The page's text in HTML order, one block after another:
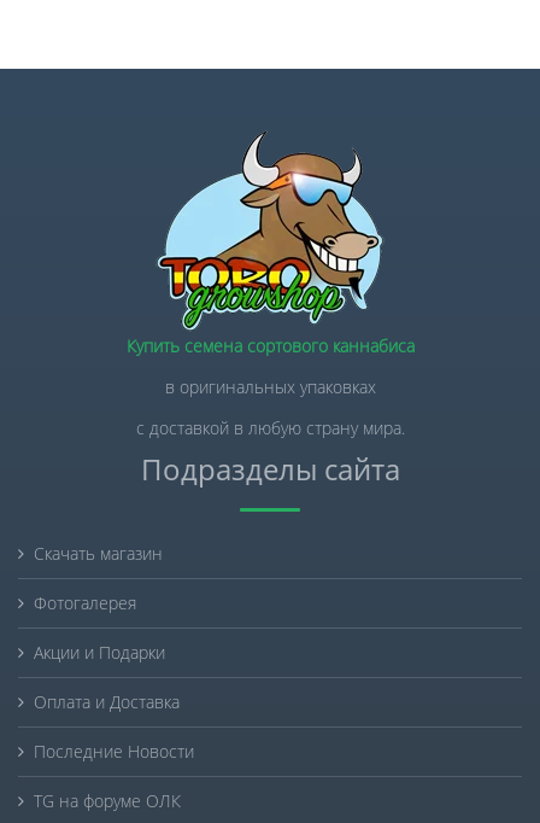
Купить семена сортового каннабиса
в оригинальных упаковках
с доставкой в любую страну мира.
Подразделы сайта
Скачать магазин
Фотогалерея
Акции и Подарки
Оплата и Доставка
Последние Новости
TG на форуме ОЛК